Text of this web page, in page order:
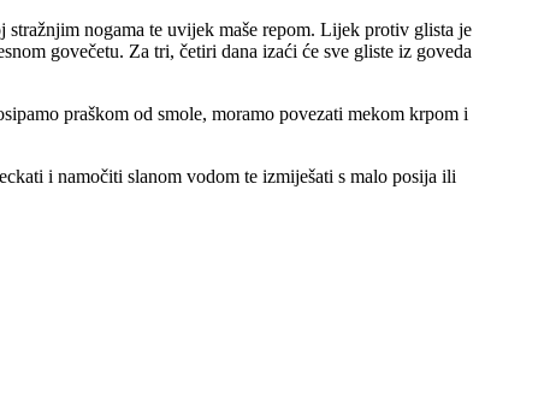
nogama te uvijek maše repom. Lijek protiv glista je
govečetu. Za tri, četiri dana izaći će sve gliste iz goveda
praškom od smole, moramo povezati mekom krpom i
i namočiti slanom vodom te izmiješati s malo posija ili